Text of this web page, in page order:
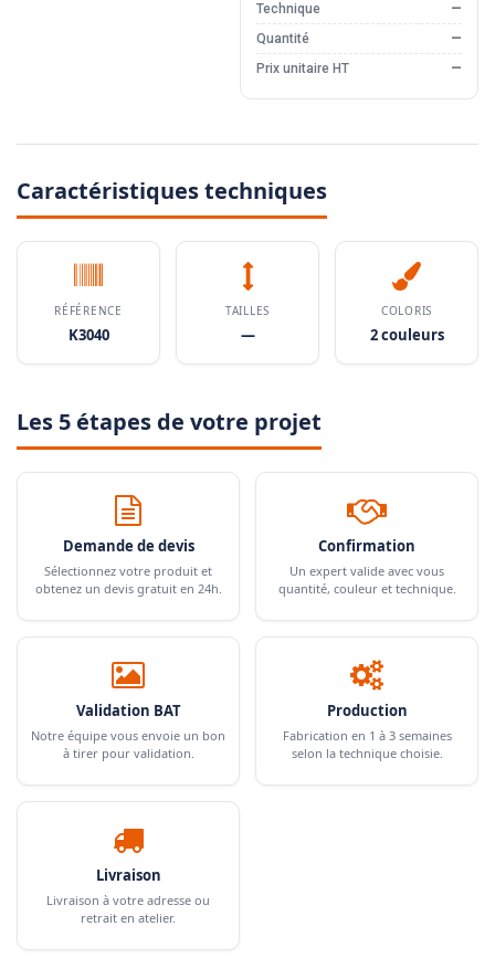
Technique
—
Quantité
—
Prix unitaire HT
—
Caractéristiques techniques
RÉFÉRENCE
K3040
TAILLES
—
COLORIS
2 couleurs
Les 5 étapes de votre projet
Demande de devis
Sélectionnez votre produit et
obtenez un devis gratuit en 24h.
Confirmation
Un expert valide avec vous
quantité, couleur et technique.
Validation BAT
Notre équipe vous envoie un bon
à tirer pour validation.
Production
Fabrication en 1 à 3 semaines
selon la technique choisie.
Livraison
Livraison à votre adresse ou
retrait en atelier.